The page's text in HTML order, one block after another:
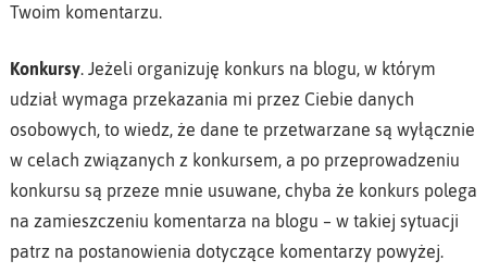
Twoim komentarzu.
Konkursy. Jeżeli organizuję konkurs na blogu, w którym
udział wymaga przekazania mi przez Ciebie danych
osobowych, to wiedz, że dane te przetwarzane są wyłącznie
w celach związanych z konkursem, a po przeprowadzeniu
konkursu są przeze mnie usuwane, chyba że konkurs polega
na zamieszczeniu komentarza na blogu – w takiej sytuacji
patrz na postanowienia dotyczące komentarzy powyżej.